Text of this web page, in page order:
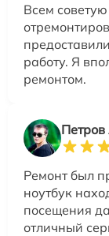
Всем
работу. Я
ремонтом.
Петров
Ремонт был
ноутбук
посещения
отличный